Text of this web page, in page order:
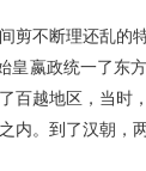
剪不断理还乱的
皇嬴政统一了东
百越地区，当时
内。到了汉朝，